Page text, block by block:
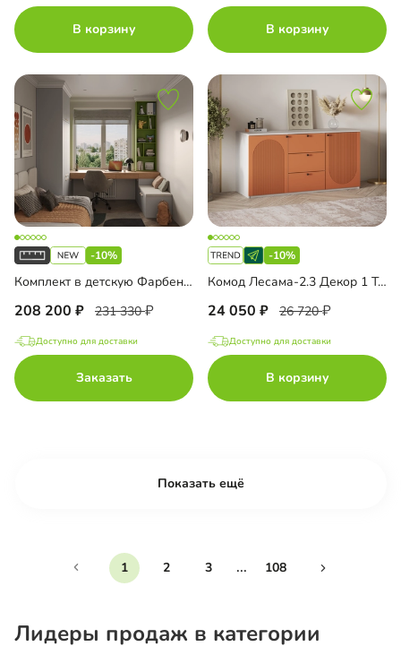
В корзину В корзину
-10%
Комплект в детскую Фарбен-2
208 200 231 330
Доступно для доставки
Заказать
-10%
Комод Лесама-2.3 Декор 1 Тип 1
24 050 26 720
Доступно для доставки
В корзину
Показать ещё
1 2 3 ... 108
Лидеры продаж в категории